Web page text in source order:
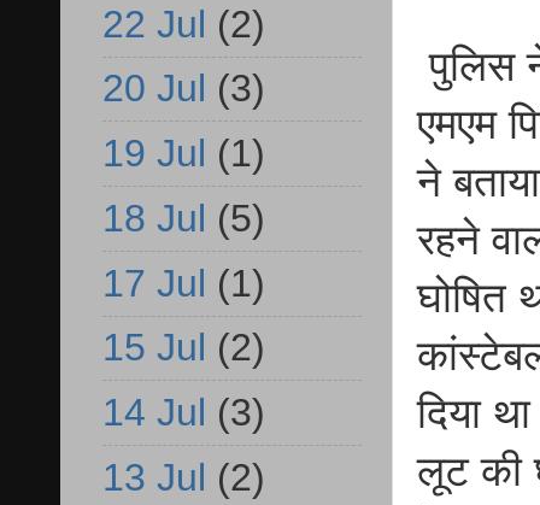
पुलिस
एमएम
ने
रहने
घोषित
दिया
लूट की
22 Jul (2)
20 Jul (3)
19 Jul (1)
18 Jul (5)
17 Jul (1)
15 Jul (2)
14 Jul (3)
13 Jul (2)